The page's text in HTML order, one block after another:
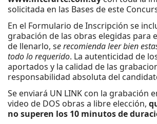
solicitada en las Bases de este
En el Formulario de Inscripción se
grabación de las obras elegidas para
de llenarlo, se recomienda leer bien
todo lo requerido. La autenticidad de
aportados y la calidad de las
responsabilidad absoluta del
Se enviará UN LINK con la grabación
video de DOS obras a libre elección,
no superen los 10 minutos de